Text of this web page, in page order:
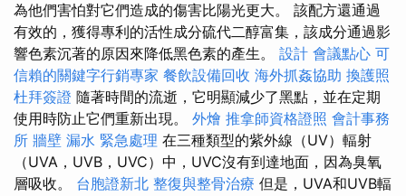
為他們害怕對它們造成的傷害比陽光更大。 該配方還通過
有效的，獲得專利的活性成分硫代二醇富集，該成分通過影
響色素沉著的原因來降低黑色素的產生。 設計 會議點心 可
信賴的關鍵字行銷專家 餐飲設備回收 海外抓姦協助 換護照
杜拜簽證 隨著時間的流逝，它明顯減少了黑點，並在定期
使用時防止它們重新出現。 外燴 推拿師資格證照 會計事務
所 牆壁 漏水 緊急處理 在三種類型的紫外線（UV）輻射
（UVA，UVB，UVC）中，UVC沒有到達地面，因為臭氧
層吸收。 台胞證新北 整復與整骨治療 但是，UVA和UVB輻